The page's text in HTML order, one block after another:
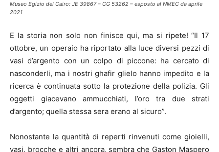
Museo Egizio del Cairo: JE 39867 – CG 53262 – esposto al NMEC da aprile
2021
E la storia non solo non finisce qui, ma si ripete! “Il 17
ottobre, un operaio ha riportato alla luce diversi pezzi di
vasi d’argento con un colpo di piccone: ha cercato di
nasconderli, ma i nostri ghafir glielo hanno impedito e la
ricerca è continuata sotto la protezione della polizia. Gli
oggetti giacevano ammucchiati, l’oro tra due strati
d’argento; quella stessa sera erano al sicuro”.
Nonostante la quantità di reperti rinvenuti come gioielli,
vasi, brocche e altri ancora, sembra che Gaston Maspero